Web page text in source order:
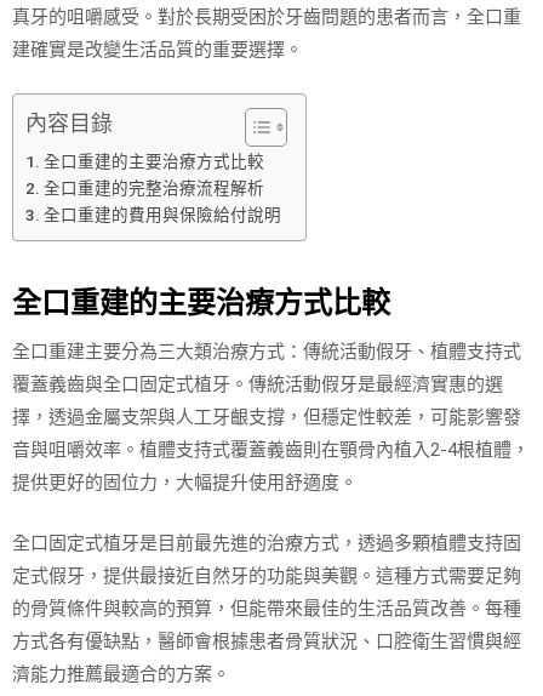
真牙的咀嚼感受。對於長期受困於牙齒問題的患者而言，全口重
建確實是改變生活品質的重要選擇。
內容目錄
全口重建的主要治療方式比較
全口重建的完整治療流程解析
全口重建的費用與保險給付說明
全口重建的主要治療方式比較
全口重建主要分為三大類治療方式：傳統活動假牙、植體支持式
覆蓋義齒與全口固定式植牙。傳統活動假牙是最經濟實惠的選
擇，透過金屬支架與人工牙齦支撐，但穩定性較差，可能影響發
音與咀嚼效率。植體支持式覆蓋義齒則在顎骨內植入2-4根植體，
提供更好的固位力，大幅提升使用舒適度。
全口固定式植牙是目前最先進的治療方式，透過多顆植體支持固
定式假牙，提供最接近自然牙的功能與美觀。這種方式需要足夠
的骨質條件與較高的預算，但能帶來最佳的生活品質改善。每種
方式各有優缺點，醫師會根據患者骨質狀況、口腔衛生習慣與經
濟能力推薦最適合的方案。